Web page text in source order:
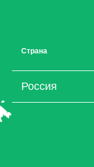
Страна
Россия